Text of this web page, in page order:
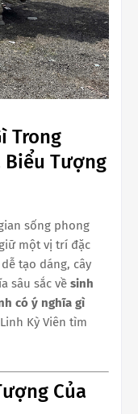
Trong
Biểu Tượng
sống phong
một vị trí đặc
tạo dáng, cây
sâu sắc về sinh
có ý nghĩa gì
Kỳ Viên tìm
Của